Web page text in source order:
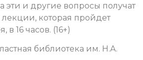
и другие вопросы получат
лекции, которая пройдет
в 16 часов. (16+)
библиотека им. Н.А.